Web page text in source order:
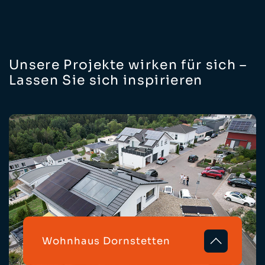
Unsere Projekte wirken für sich –
Lassen Sie sich inspirieren
Wohnhaus Dornstetten